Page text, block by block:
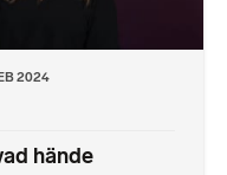
2024
hände